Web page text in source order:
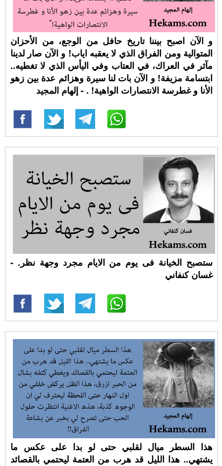
و الآن اصبح بيننا تاريخ حافل من الوجع، من الأحزان
المتوالية ومن الفراق الذي لا يعقبه اياب! و الآن صار لدينا
مآثر في العراك، في العتاب وفي اليأس الذي لا تغطيه..
ابتسامة مزيفة! و الآن بات لنا سيرة وهزائم عدة بين زهو
الأنا و غطرسة الانتصارات الواهية! ⁧‫. - إلهام المجيد
ستصبح الخيانة فى يوم من الايام مجرد وجهة نظر. -
غسان كنفاني
هذا السطر ميال لقلبي حتى لو بدا على عكس ما
يشتهي.. هذا الليل قد هرب من العتمة ليحتمي بالقصائد